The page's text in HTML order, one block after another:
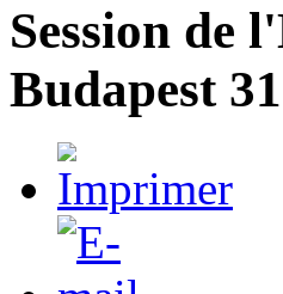
Session de
Budapest